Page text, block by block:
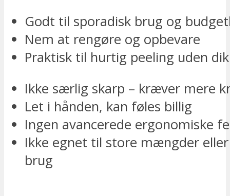
Godt til sporadisk brug og
Nem at rengøre og opbevare
Praktisk til hurtig peeling uden
Ikke særlig skarp – kræver mere
Let i hånden, kan føles billig
Ingen avancerede ergonomiske
Ikke egnet til store mængder
brug